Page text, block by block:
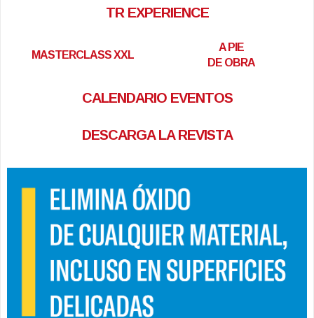
TR EXPERIENCE
MASTERCLASS XXL
A PIE
DE OBRA
CALENDARIO EVENTOS
DESCARGA LA REVISTA